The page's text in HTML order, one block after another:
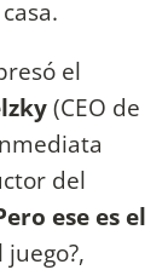
el
(CEO de
del
ese es el
juego?,